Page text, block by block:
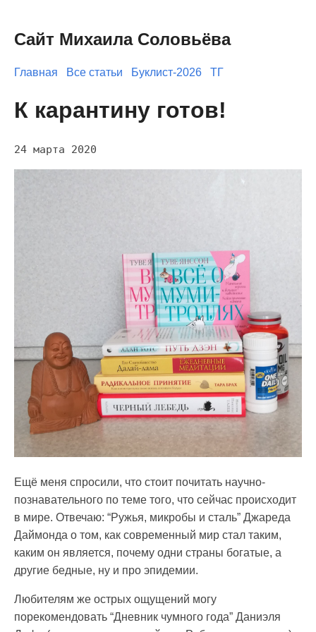
Сайт Михаила Соловьёва
Главная Все статьи Буклист-2026 ТГ
К карантину готов!
24 марта 2020
Ещё меня спросили, что стоит почитать научно-
познавательного по теме того, что сейчас происходит
в мире. Отвечаю: “Ружья, микробы и сталь” Джареда
Даймонда о том, как современный мир стал таким,
каким он является, почему одни страны богатые, а
другие бедные, ну и про эпидемии.
Любителям же острых ощущений могу
порекомендовать “Дневник чумного года” Даниэля